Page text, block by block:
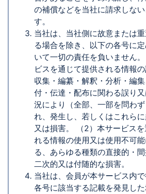
の補償などを当社に請求しな
す。
当社は、当社側に故意または
る場合を除き、以下の各号に
いて一切の責任を負いません
ビスを通じて提供される情報
収集・編纂・解釈・分析・編
付・伝達・配布に関わる誤り
況により（全部、一部を問わ
れ、発生し、若しくはこれら
又は損害。 （2）本サービス
れる情報の使用又は使用不可
る、あらゆる種類の直接的・間
二次的又は付随的な損害。
当社は、会員が本サービス内
各号に該当する記載を発見し